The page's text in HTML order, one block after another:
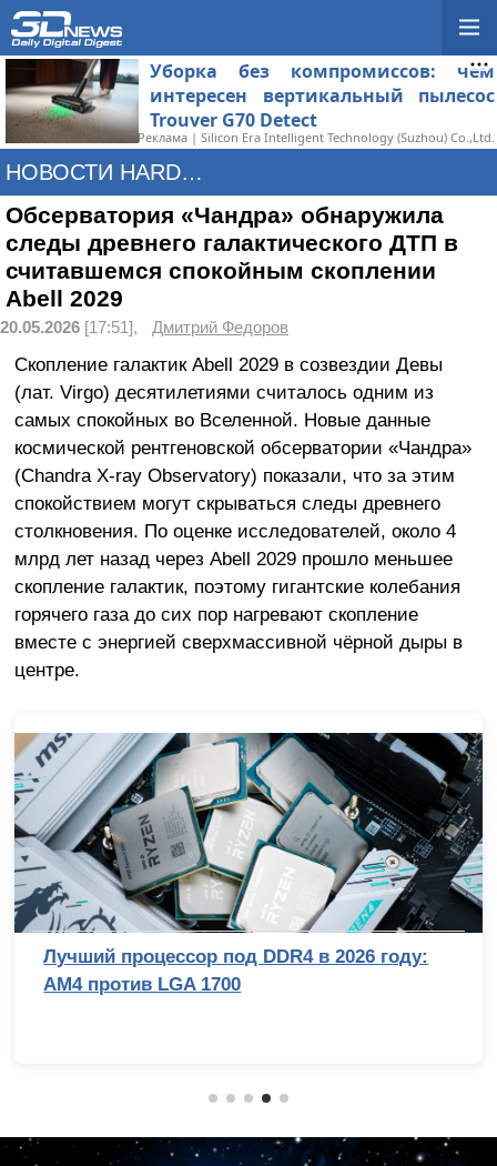
Уборка без компромиссов: чем
интересен вертикальный пылесос
Trouver G70 Detect
Реклама | Silicon Era Intelligent Technology (Suzhou) Co.,Ltd.
НОВОСТИ HARDWARE
Обсерватория «Чандра» обнаружила
следы древнего галактического ДТП в
считавшемся спокойным скоплении
Abell 2029
20.05.2026 [17:51], Дмитрий Федоров
Скопление галактик Abell 2029 в созвездии Девы
(лат. Virgo) десятилетиями считалось одним из
самых спокойных во Вселенной. Новые данные
космической рентгеновской обсерватории «Чандра»
(Chandra X-ray Observatory) показали, что за этим
спокойствием могут скрываться следы древнего
столкновения. По оценке исследователей, около 4
млрд лет назад через Abell 2029 прошло меньшее
скопление галактик, поэтому гигантские колебания
горячего газа до сих пор нагревают скопление
вместе с энергией сверхмассивной чёрной дыры в
центре.
Лучший процессор под DDR4 в 2026 году:
AM4 против LGA 1700